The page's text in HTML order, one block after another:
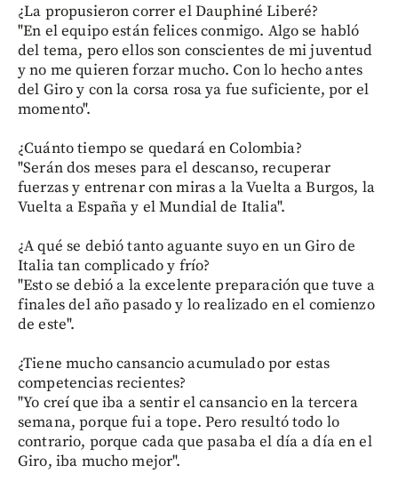
¿La propusieron correr el Dauphiné Liberé?
"En el equipo están felices conmigo. Algo se habló
del tema, pero ellos son conscientes de mi juventud
y no me quieren forzar mucho. Con lo hecho antes
del Giro y con la corsa rosa ya fue suficiente, por el
momento".
¿Cuánto tiempo se quedará en Colombia?
"Serán dos meses para el descanso, recuperar
fuerzas y entrenar con miras a la Vuelta a Burgos, la
Vuelta a España y el Mundial de Italia".
¿A qué se debió tanto aguante suyo en un Giro de
Italia tan complicado y frío?
"Esto se debió a la excelente preparación que tuve a
finales del año pasado y lo realizado en el comienzo
de este".
¿Tiene mucho cansancio acumulado por estas
competencias recientes?
"Yo creí que iba a sentir el cansancio en la tercera
semana, porque fui a tope. Pero resultó todo lo
contrario, porque cada que pasaba el día a día en el
Giro, iba mucho mejor".